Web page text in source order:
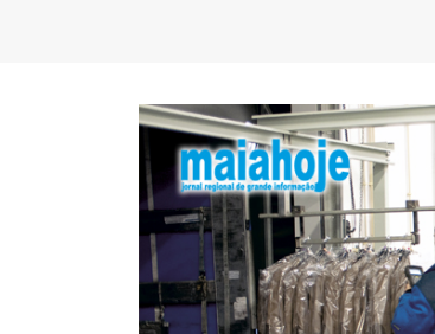
FC Porto ergue a Supertaça
pela margem mínima (1-0)
2 de Agosto, 2026
AEP promove encontro para
partilha de boas práticas na
integração de requerentes de
proteção internacional